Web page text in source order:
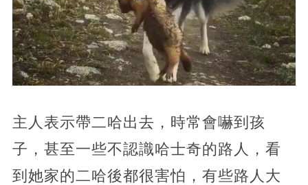
主人表示帶二哈出去，時常會嚇到孩
子，甚至一些不認識哈士奇的路人，看
到她家的二哈後都很害怕，有些路人大